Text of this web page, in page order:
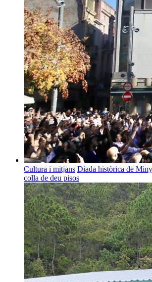
Cultura i mitjans Diada històrica de
colla de deu pisos